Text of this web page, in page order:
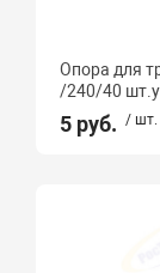
Опора для
/240/40
5 руб. / шт.